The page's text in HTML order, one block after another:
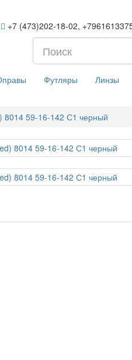
+7 (473)202-18-02,
Футляры Линзы
8014 59-16-142 С1 черный